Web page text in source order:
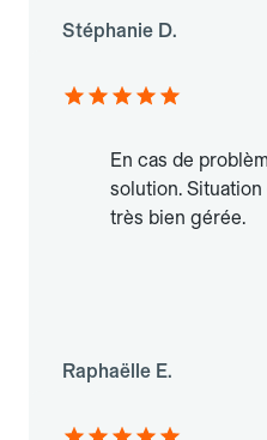
Stéphanie D.
En cas de
solution.
très bien gérée.
Raphaëlle E.